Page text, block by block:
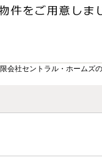
社セントラル・ホームズ